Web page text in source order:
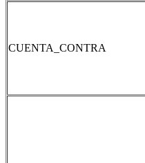
CUENTA_CONTRA